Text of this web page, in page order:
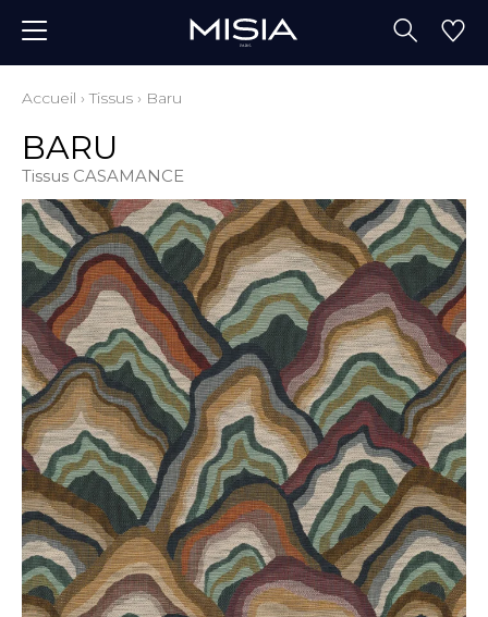
Accueil ›Tissus › Baru
BARU
Tissus CASAMANCE